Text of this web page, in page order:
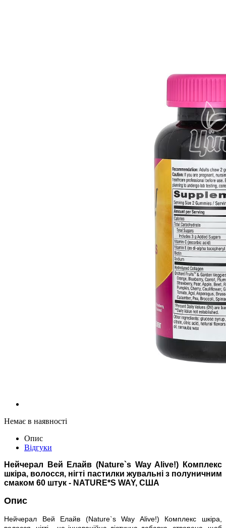
Немає в наявності
Опис
Відгуки
Нейчерал Вей Елайв (Nature`s Way Alive!) Комплекс
шкіра, волосся, нігті пастилки жувальні з полуничним
смаком 60 штук - NATURE*S WAY, США
Опис
Нейчерал Вей Елайв (Nature`s Way Alive!) Комплекс шкіра,